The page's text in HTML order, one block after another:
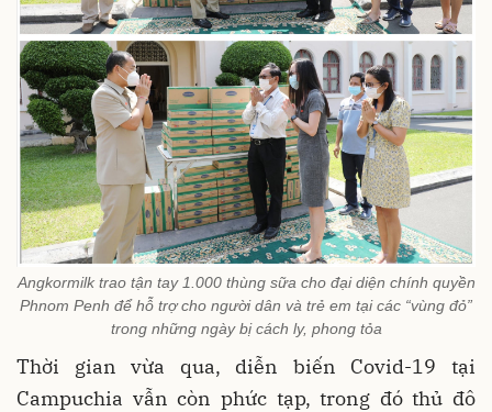
Angkormilk trao tận tay 1.000 thùng sữa cho đại diện chính quyền
Phnom Penh để hỗ trợ cho người dân và trẻ em tại các “vùng đỏ”
trong những ngày bị cách ly, phong tỏa
Thời gian vừa qua, diễn biến Covid-19 tại
Campuchia vẫn còn phức tạp, trong đó thủ đô